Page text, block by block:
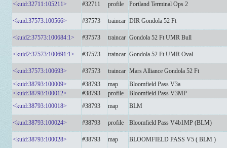
<kuid:32711:105211> #32711 profile Portland Terminal Ops 2
<kuid:37573:100566> #37573 traincar DIR Gondola 52 Ft
<kuid2:37573:100684:1> #37573 traincar Gondola 52 Ft UMR Bull
<kuid2:37573:100691:1> #37573 traincar Gondola 52 Ft UMR Oval
<kuid:37573:100693> #37573 traincar Mars Alliance Gondola 52 Ft
<kuid:38793:100009>
#38793 map
Bloomfield Pass V3a
<kuid:38793:100012>
#38793 profile
Bloomfield Pass V3MP
<kuid:38793:100018>
#38793 map BLM
<kuid:38793:100024> #38793 profile Bloomfield Pass V4b1MP (BLM)
<kuid:38793:100028> #38793 map BLOOMFIELD PASS V5 ( BLM )